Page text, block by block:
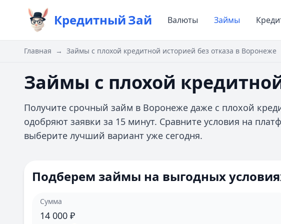
КредитныйЗай Валюты Займы
Главная → Займы с плохой кредитной историей без отказа в Воронеже
Займы с плохой
Получите срочный займ в Воронеже даже с плохой
одобряют заявки за 15 минут. Сравните условия на
выберите лучший вариант уже сегодня.
Подберем займы на выгодных
Сумма
14 000 ₽